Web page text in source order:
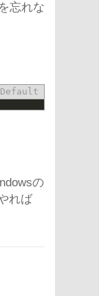
忘れな
Default
の
れば